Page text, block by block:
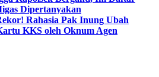
Dipertanyakan
Rahasia Pak Inung Ubah
KKS oleh Oknum Agen